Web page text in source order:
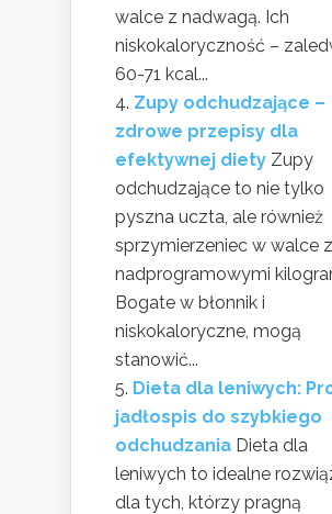
walce z nadwagą. Ich
niskokaloryczność –
60-71 kcal...
Zupy odchudzające –
zdrowe przepisy dla
efektywnej diety Zupy
odchudzające to nie tylko
pyszna uczta, ale również
sprzymierzeniec w walce z
nadprogramowymi
Bogate w błonnik i
niskokaloryczne, mogą
stanowić...
Dieta dla leniwych:
jadłospis do szybkiego
odchudzania Dieta dla
leniwych to idealne
dla tych, którzy pragną